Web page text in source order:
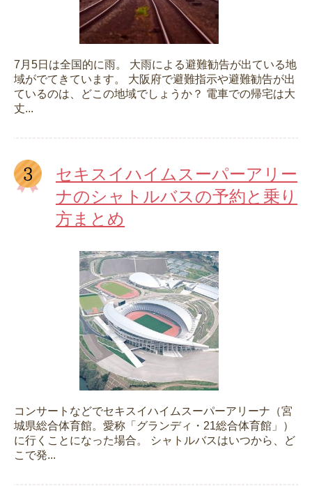
7月5日は全国的に雨。 大雨による避難勧告が出ている地
域がでてきています。 大阪府で避難指示や避難勧告が出
ているのは、どこの地域でしょうか？ 電車での帰宅は大
丈...
セキスイハイムスーパーアリー
ナのシャトルバスの予約と乗り
方まとめ
コンサートなどでセキスイハイムスーパーアリーナ（宮
城県総合体育館。愛称「グランディ・21総合体育館」）
に行くことになった場合。 シャトルバスはいつから、ど
こで発...